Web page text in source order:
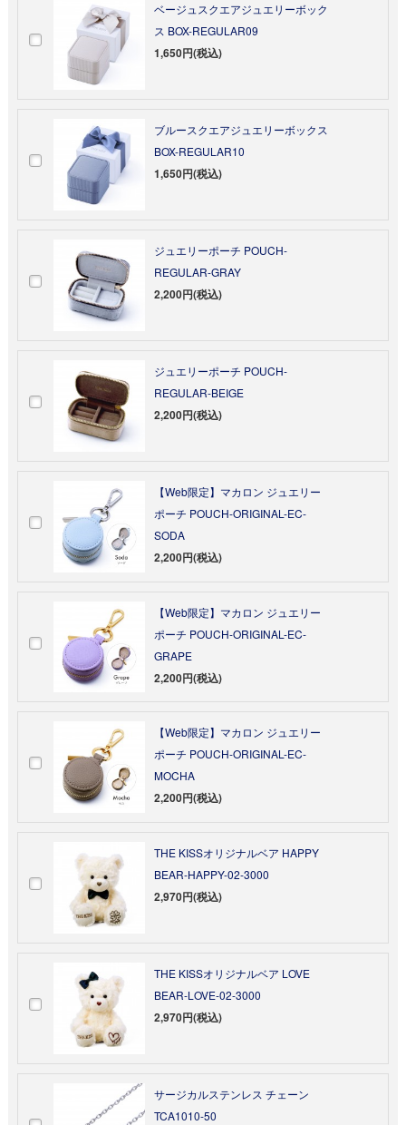
ベージュスクエアジュエリーボック
ス BOX-REGULAR09
1,650円(税込)
ブルースクエアジュエリーボックス
BOX-REGULAR10
1,650円(税込)
ジュエリーポーチ POUCH-
REGULAR-GRAY
2,200円(税込)
ジュエリーポーチ POUCH-
REGULAR-BEIGE
2,200円(税込)
【Web限定】マカロン ジュエリー
ポーチ POUCH-ORIGINAL-EC-
SODA
2,200円(税込)
【Web限定】マカロン ジュエリー
ポーチ POUCH-ORIGINAL-EC-
GRAPE
2,200円(税込)
【Web限定】マカロン ジュエリー
ポーチ POUCH-ORIGINAL-EC-
MOCHA
2,200円(税込)
THE KISSオリジナルベア HAPPY
BEAR-HAPPY-02-3000
2,970円(税込)
THE KISSオリジナルベア LOVE
BEAR-LOVE-02-3000
2,970円(税込)
サージカルステンレス チェーン
TCA1010-50